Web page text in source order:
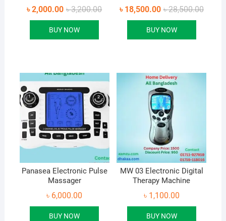
৳3,200.00Original
৳2,000.00
Current
BUY NOW
৳28,500.00
৳ 18,500.00
BUY NOW
Panasea Electronic Pulse
Massager
৳ 6,000.00
BUY NOW
MW 03 Electronic Digital
Therapy Machine
৳ 1,100.00
BUY NOW